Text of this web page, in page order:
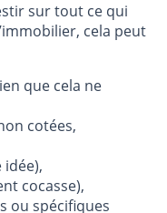
sur tout ce qui
cela peut
que cela ne
cotées,
cocasse),
ou spécifiques